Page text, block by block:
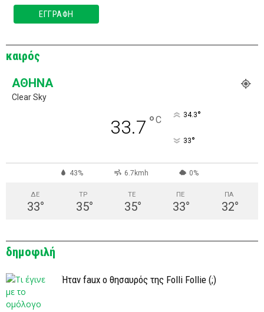
καιρός
ΑΘΉΝΑ
Clear Sky
33.7 °C 34.3°
33°
43% 6.7kmh 0%
ΔΕ
33°
ΤΡ
35°
ΤΕ
35°
ΠΕ
33°
ΠΑ
32°
δημοφιλή
Ήταν faux ο θησαυρός της Folli Follie (;)